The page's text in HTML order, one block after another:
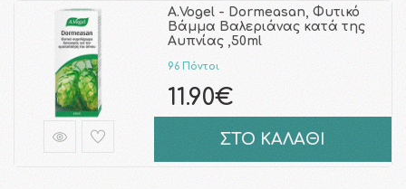
A.Vogel - Dormeasan, Φυτικό
Βάμμα Βαλεριάνας κατά της
Αυπνίας ,50ml
96 Πόντοι
11.90€
ΣΤΟ ΚΑΛΑΘΙ